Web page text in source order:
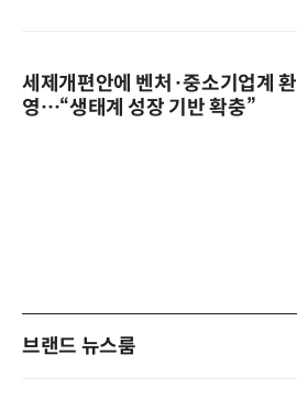
세제개편안에 벤처·중소기업계 환
영…“생태계 성장 기반 확충”
브랜드 뉴스룸